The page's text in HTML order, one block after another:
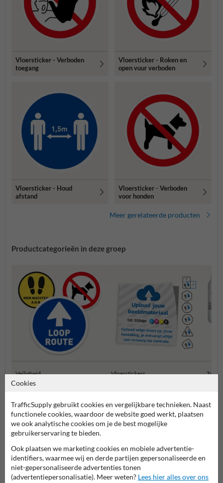
Vloersticker - Verboden
toegang
Vloersticker - Roken en
open vuur verboden
Vloersticker - Houd
afstand
Vloersticker - Verboden
voor honden
Meer gerelateerde producten
Productcategorieën in deze groep
Veiligheid Vloerstickers
Anti-slip vloerstickers
Cookies
TrafficSupply gebruikt cookies en vergelijkbare technieken. Naast
functionele cookies, waardoor de website goed werkt, plaatsen
we ook analytische cookies om je de best mogelijke
gebruikerservaring te bieden.
Ook plaatsen we marketing cookies en mobiele advertentie-
identifiers, waarmee wij en derde partijen gepersonaliseerde en
niet-gepersonaliseerde advertenties tonen
(advertentiepersonalisatie). Meer weten? Lees hier alles over ons